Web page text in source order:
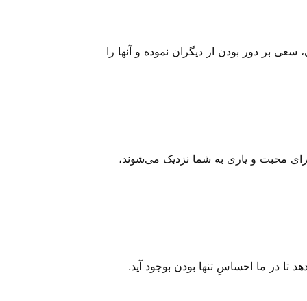
بر دور بودن از دیگران نموده و آنها را
محبت و یاری به شما نزدیک می‌‌شوند،
تا در ما احساسِ تنها بودن بوجود آید.